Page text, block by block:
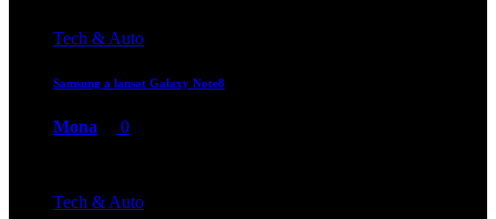
Tech & Auto
Samsung a lansat Galaxy Note8
Mona 0
Tech & Auto